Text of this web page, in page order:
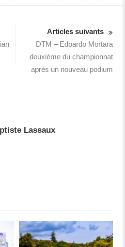
Articles suivants
DTM – Edoardo Mortara
deuxième du championnat
après un nouveau podium
Lassaux